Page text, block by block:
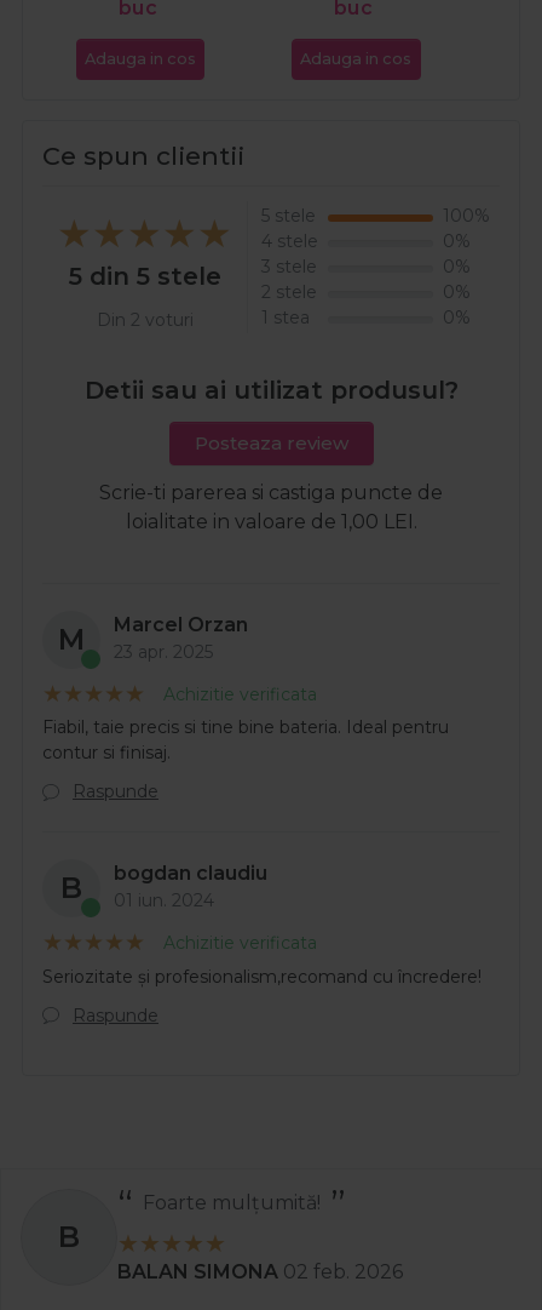
buc
Adauga in cos
buc
Adauga in cos
Ce spun clientii
5 din 5 stele
Din 2 voturi
5 stele
100%
4 stele
0%
3 stele
0%
2 stele
0%
1 stea
0%
Detii sau ai utilizat produsul?
Posteaza review
Scrie-ti parerea si castiga puncte de
loialitate in valoare de 1,00 LEI.
M Marcel Orzan
23 apr. 2025
Achizitie verificata
Fiabil, taie precis si tine bine bateria. Ideal pentru
contur si finisaj.
Raspunde
B bogdan claudiu
01 iun. 2024
Achizitie verificata
Seriozitate și profesionalism,recomand cu încredere!
Raspunde
B
Foarte mulțumită!
BALAN SIMONA 02 feb. 2026